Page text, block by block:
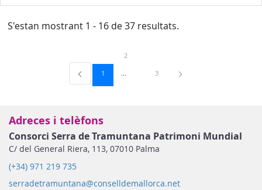
S'estan mostrant 1 - 16 de 37 resultats.
Pàgina
1
Pàgina
2
Pàgina
3
Adreces i telèfons
Consorci Serra de Tramuntana Patrimoni Mundial
C/ del General Riera, 113, 07010 Palma
(+34) 971 219 735
serradetramuntana@conselldemallorca.net